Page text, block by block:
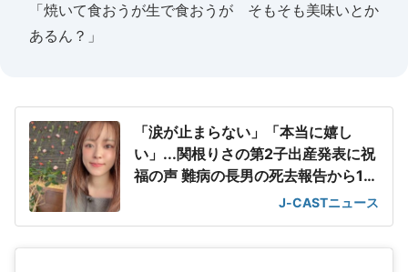
「焼いて食おうが生で食おうが そもそも美味いとか
あるん？」
「涙が止まらない」「本当に嬉し
い」...関根りさの第2子出産発表に祝
福の声 難病の長男の死去報告から1年
J-CASTニュース